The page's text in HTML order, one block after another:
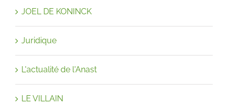
JOEL DE KONINCK
Juridique
L'actualité de l'Anast
LE VILLAIN